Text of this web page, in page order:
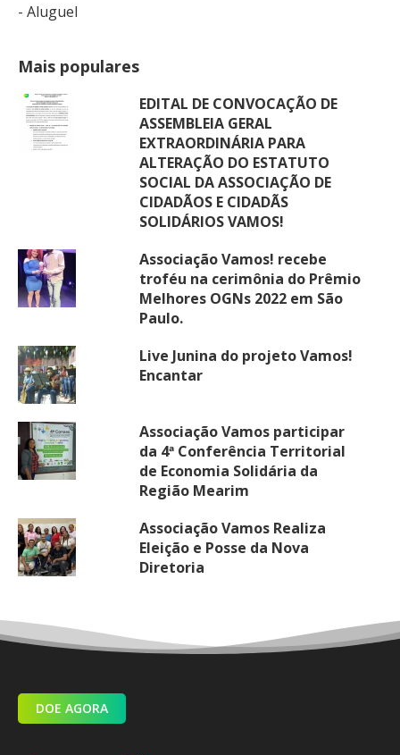
- Aluguel
Mais populares
EDITAL DE CONVOCAÇÃO DE
ASSEMBLEIA GERAL
EXTRAORDINÁRIA PARA
ALTERAÇÃO DO ESTATUTO
SOCIAL DA ASSOCIAÇÃO DE
CIDADÃOS E CIDADÃS
SOLIDÁRIOS VAMOS!
Associação Vamos! recebe
troféu na cerimônia do Prêmio
Melhores OGNs 2022 em São
Paulo.
Live Junina do projeto Vamos!
Encantar
Associação Vamos participar
da 4ª Conferência Territorial
de Economia Solidária da
Região Mearim
Associação Vamos Realiza
Eleição e Posse da Nova
Diretoria
DOE AGORA